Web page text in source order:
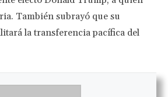
También subrayó que su
la transferencia pacífica del